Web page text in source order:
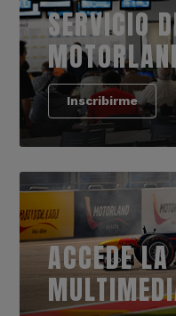
SERVICIO
Inscribirme
ACCEDE